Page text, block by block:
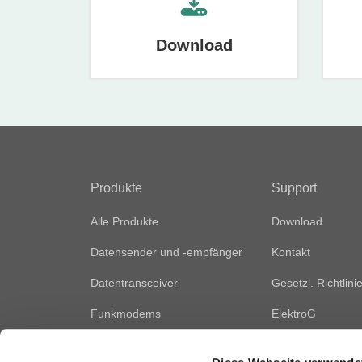
Download
Produkte
Alle Produkte
Datensender und -empfänger
Datentransceiver
Funkmodems
Support
Download
Kontakt
Gesetzl.
ElektroG